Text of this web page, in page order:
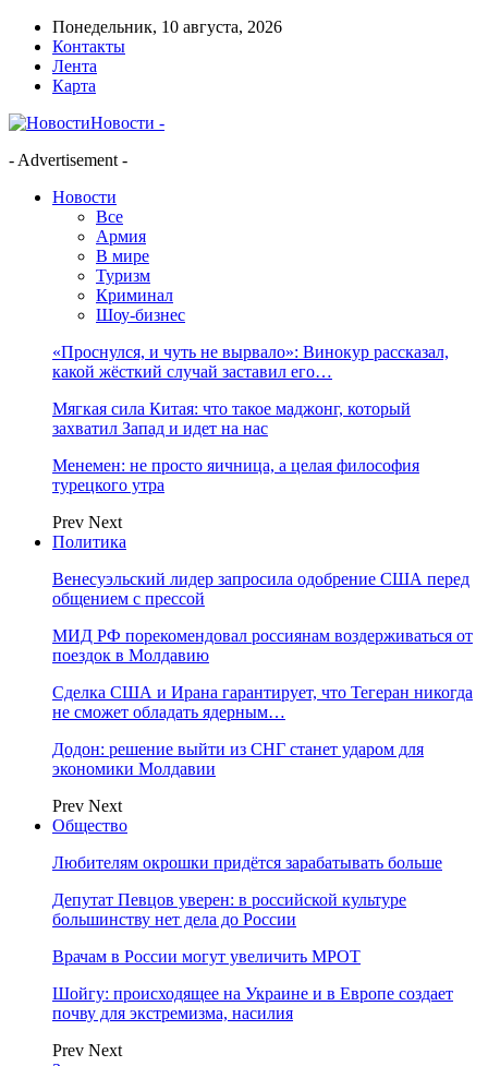
Понедельник, 10 августа, 2026
Контакты
Лента
Карта
Новости -
- Advertisement -
Новости
Все
Армия
В мире
Туризм
Криминал
Шоу-бизнес
«Проснулся, и чуть не вырвало»: Винокур рассказал,
какой жёсткий случай заставил его…
Мягкая сила Китая: что такое маджонг, который
захватил Запад и идет на нас
Менемен: не просто яичница, а целая философия
турецкого утра
Prev Next
Политика
Венесуэльский лидер запросила одобрение США перед
общением с прессой
МИД РФ порекомендовал россиянам воздерживаться от
поездок в Молдавию
Сделка США и Ирана гарантирует, что Тегеран никогда
не сможет обладать ядерным…
Додон: решение выйти из СНГ станет ударом для
экономики Молдавии
Prev Next
Общество
Любителям окрошки придётся зарабатывать больше
Депутат Певцов уверен: в российской культуре
большинству нет дела до России
Врачам в России могут увеличить МРОТ
Шойгу: происходящее на Украине и в Европе создает
почву для экстремизма, насилия
Prev Next